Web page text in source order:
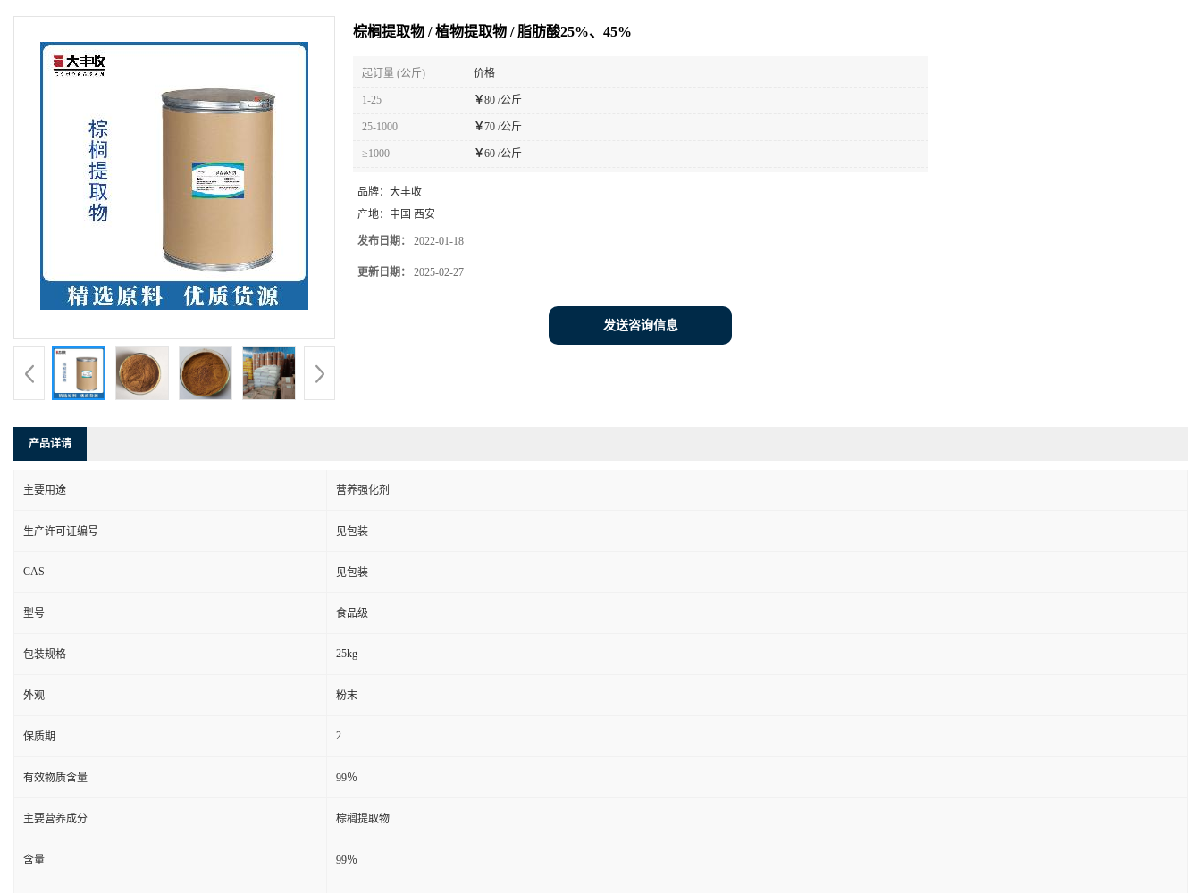
棕榈提取物 / 植物提取物 / 脂肪酸25%、45%
起订量 (公斤) 价格
1-25 ￥80 /公斤
25-1000 ￥70 /公斤
≥1000 ￥60 /公斤
品牌： 大丰收
产地： 中国 西安
发布日期： 2022-01-18
更新日期： 2025-02-27
发送咨询信息
产品详请
主要用途 营养强化剂
生产许可证编号 见包装
CAS 见包装
型号 食品级
包装规格 25kg
外观 粉末
保质期 2
有效物质含量 99％
主要营养成分 棕榈提取物
含量 99％